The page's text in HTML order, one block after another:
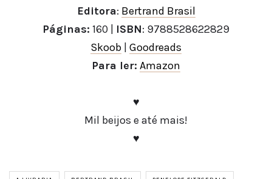
Editora: Bertrand Brasil
Páginas: 160 | ISBN: 9788528622829
Skoob Goodreads
Para ler: Amazon
♥
Mil beijos e até mais!
♥